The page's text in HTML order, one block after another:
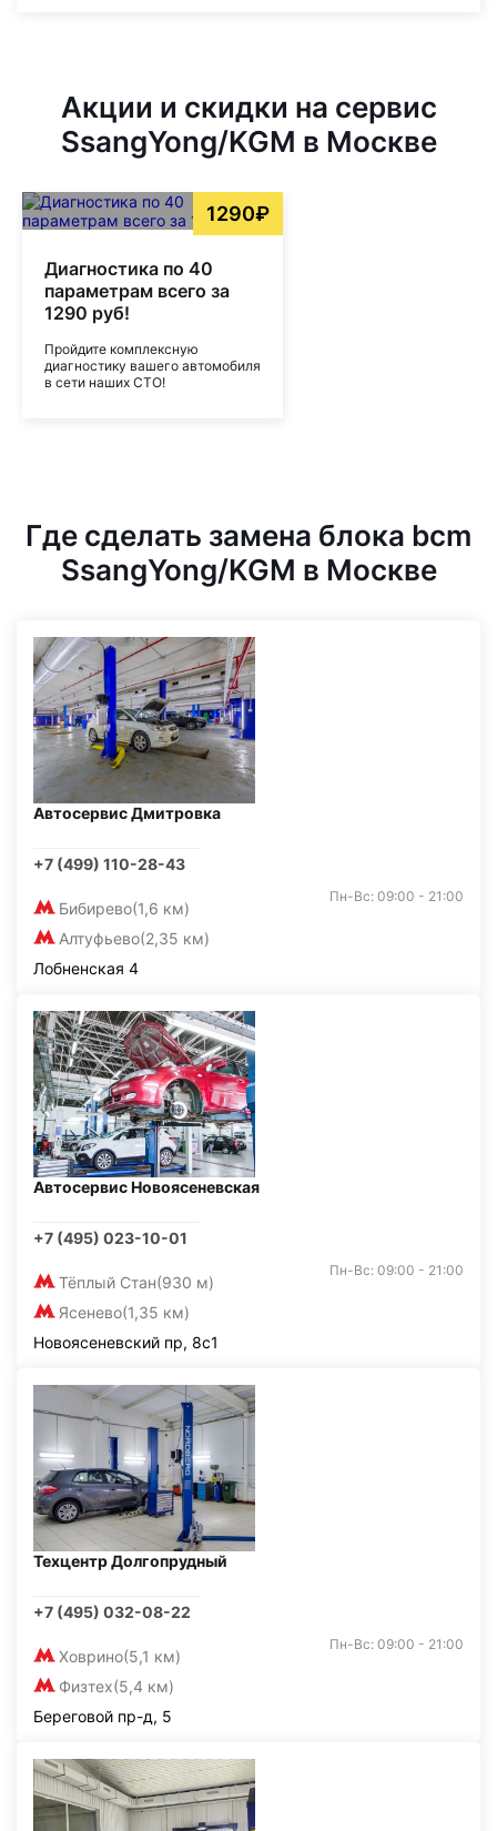
Акции и скидки на сервис
SsangYong/KGM в Москве
1290₽
Диагностика по 40
параметрам всего за
1290 руб!
Пройдите комплексную
диагностику вашего автомобиля
в сети наших СТО!
Где сделать замена блока bcm
SsangYong/KGM в Москве
Автосервис Дмитровка
+7 (499) 110-28-43
Бибирево(1,6 км)
Алтуфьево(2,35 км)
Пн-Вс: 09:00 - 21:00
Лобненская 4
Автосервис Новоясеневская
+7 (495) 023-10-01
Тёплый Стан(930 м)
Ясенево(1,35 км)
Пн-Вс: 09:00 - 21:00
Новоясеневский пр, 8с1
Техцентр Долгопрудный
+7 (495) 032-08-22
Ховрино(5,1 км)
Физтех(5,4 км)
Пн-Вс: 09:00 - 21:00
Береговой пр-д, 5